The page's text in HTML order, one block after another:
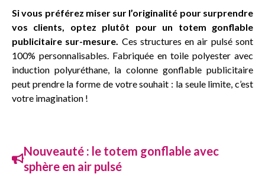
Si vous préférez miser sur l’originalité pour surprendre
vos clients, optez plutôt pour un totem gonflable
publicitaire sur-mesure. Ces structures en air pulsé sont
100% personnalisables. Fabriquée en toile polyester avec
induction polyuréthane, la colonne gonflable publicitaire
peut prendre la forme de votre souhait : la seule limite, c’est
votre imagination !
Nouveauté : le totem gonflable avec
sphère en air pulsé